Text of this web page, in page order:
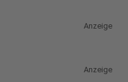
Anzeige
Anzeige